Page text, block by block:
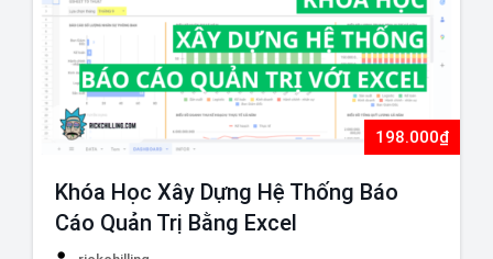
198.000₫
Khóa Học Xây Dựng Hệ Thống Báo
Cáo Quản Trị Bằng Excel